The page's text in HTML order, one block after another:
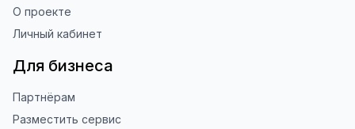
О проекте
Личный кабинет
Для бизнеса
Партнёрам
Разместить сервис